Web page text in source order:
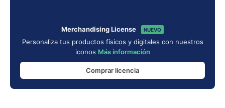
Merchandising License NUEVO
Personaliza tus productos físicos y digitales con nuestros
iconos Más información
Comprar licencia